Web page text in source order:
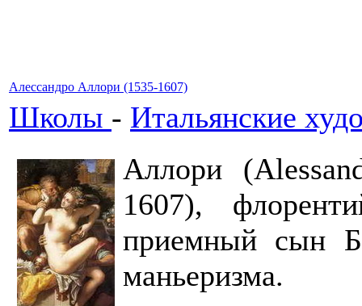
Алессандро Аллори (1535-1607)
Школы - Итальянские
Аллори
1607),
приемный сын
маньеризма.